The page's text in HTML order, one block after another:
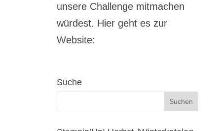
unsere Challenge mitmachen
würdest. Hier geht es zur
Website:
Suche